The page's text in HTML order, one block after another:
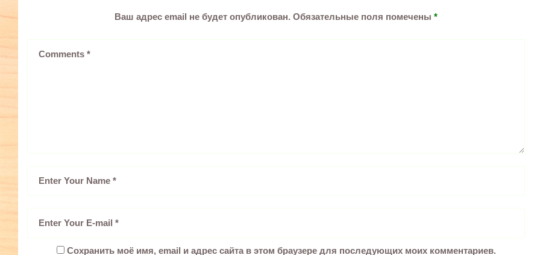
Ваш адрес email не будет опубликован. Обязательные поля помечены *
Сохранить моё имя, email и адрес сайта в этом браузере для последующих моих комментариев.